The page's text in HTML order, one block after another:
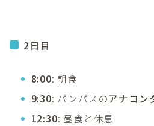
2日目
8:00: 朝食
9:30: パンパスのアナコン
12:30: 昼食と休息